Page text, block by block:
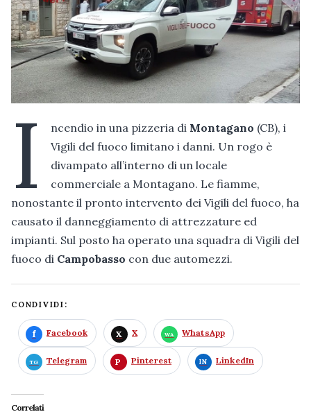
I ncendio in una pizzeria di Montagano (CB), i
Vigili del fuoco limitano i danni. Un rogo è
divampato all’interno di un locale
commerciale a Montagano. Le fiamme,
nonostante il pronto intervento dei Vigili del fuoco, ha
causato il danneggiamento di attrezzature ed
impianti. Sul posto ha operato una squadra di Vigili del
fuoco di Campobasso con due automezzi.
CONDIVIDI:
Facebook X WhatsApp
Telegram Pinterest LinkedIn
Correlati